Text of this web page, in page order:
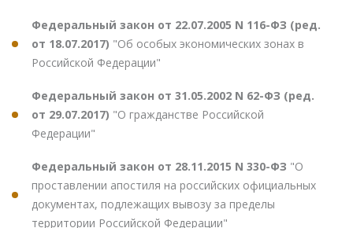
Федеральный закон от 22.07.2005 N 116-ФЗ (ред.
от 18.07.2017) "Об особых экономических зонах в
Российской Федерации"
Федеральный закон от 31.05.2002 N 62-ФЗ (ред.
от 29.07.2017) "О гражданстве Российской
Федерации"
Федеральный закон от 28.11.2015 N 330-ФЗ "О
проставлении апостиля на российских официальных
документах, подлежащих вывозу за пределы
территории Российской Федерации"